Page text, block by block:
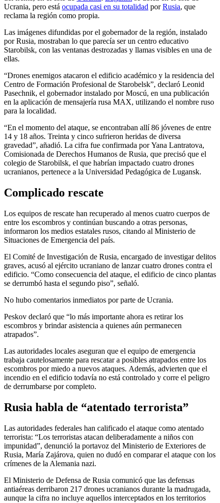
Ucrania, pero está ocupada casi en su totalidad porRusia, que
reclama la región como propia.
Las imágenes difundidas por el gobernador de la región, instalado
por Rusia, mostraban lo que parecía ser un centro educativo
Starobilsk, con las ventanas destrozadas y llamas visibles en una de
ellas.
“Drones enemigos atacaron el edificio académico y la residencia del
Centro de Formación Profesional de Starobelsk”, declaró Leonid
Pasechnik, el gobernador instalado por Moscú, en una publicación
en la aplicación de mensajería rusa MAX, utilizando el nombre ruso
para la localidad.
“En el momento del ataque, se encontraban allí 86 jóvenes de entre
14 y 18 años. Treinta y cinco sufrieron heridas de diversa
gravedad”, añadió. La cifra fue confirmada por Yana Lantratova,
Comisionada de Derechos Humanos de Rusia, que precisó que el
colegio de Starobilsk, el que habrían impactado cuatro drones
ucranianos, pertenece a la Universidad Pedagógica de Lugansk.
Complicado rescate
Los equipos de rescate han recuperado al menos cuatro cuerpos de
entre los escombros y continúan buscando a otras personas,
informaron los medios estatales rusos, citando al Ministerio de
Situaciones de Emergencia del país.
El Comité de Investigación de Rusia, encargado de investigar delitos
graves, acusó al ejército ucraniano de lanzar cuatro drones contra el
edificio. “Como consecuencia del ataque, el edificio de cinco plantas
se derrumbó hasta el segundo piso”, señaló.
No hubo comentarios inmediatos por parte de Ucrania.
Peskov declaró que “lo más importante ahora es retirar los
escombros y brindar asistencia a quienes aún permanecen
atrapados”.
Las autoridades locales aseguran que el equipo de emergencia
trabaja cautelosamente para rescatar a posibles atrapados entre los
escombros por miedo a nuevos ataques. Además, advierten que el
incendio en el edificio todavía no está controlado y corre el peligro
de derrumbarse por completo.
Rusia habla de “atentado terrorista”
Las autoridades federales han calificado el ataque como atentado
terrorista: “Los terroristas atacan deliberadamente a niños con
impunidad”, denunció la portavoz del Ministerio de Exteriores de
Rusia, María Zajárova, quien no dudó en comparar el ataque con los
crímenes de la Alemania nazi.
El Ministerio de Defensa de Rusia comunicó que las defensas
antiaéreas derribaron 217 drones ucranianos durante la madrugada,
aunque la cifra no incluye aquellos interceptados en los territorios